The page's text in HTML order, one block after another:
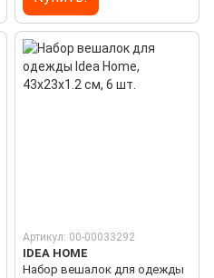
Артикул: 00-00033292
IDEA HOME
Набор вешалок для одежды